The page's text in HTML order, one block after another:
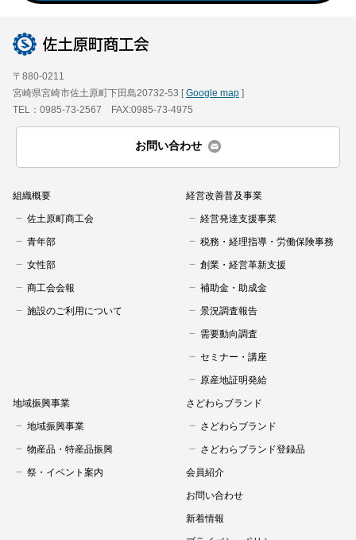
〒880-0211
宮崎県宮崎市佐土原町下田島20732-53 [Google map ]
TEL：0985-73-2567 FAX:0985-73-4975
お問い合わせ
組織概要
佐土原町商工会
青年部
女性部
商工会会報
施設のご利用について
経営改善普及事業
経営発達支援事業
税務・経理指導・労働保険事務
創業・経営革新支援
補助金・助成金
景況調査報告
需要動向調査
セミナー・講座
原産地証明発給
地域振興事業
地域振興事業
物産品・特産品振興
祭・イベント案内
さどわらブランド
さどわらブランド
さどわらブランド登録品
会員紹介
お問い合わせ
新着情報